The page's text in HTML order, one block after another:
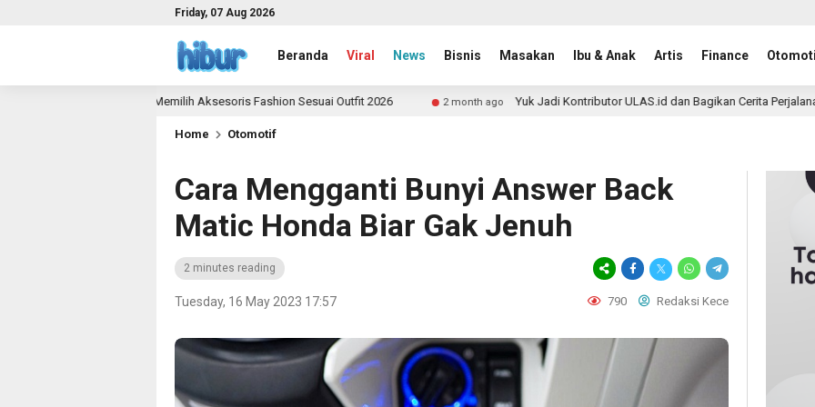
Friday, 07 Aug 2026
Beranda Viral News Bisnis Masakan Ibu & Anak Artis Finance
Panduan Memilih Aksesoris Fashion Sesuai Outfit 2026 2 month ago Yuk Jadi Kontributor ULAS.id dan Bagikan Cerita Perjalananmu ke Lebih
Home Otomotif
Cara Mengganti Bunyi Answer Back
Matic Honda Biar Gak Jenuh
2 minutes reading
Tuesday, 16 May 2023 17:57 790 Redaksi Kece